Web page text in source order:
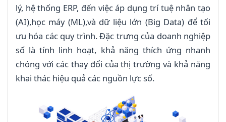
lý, hệ thống ERP, đến việc áp dụng trí tuệ nhân tạo
(AI),học máy (ML),và dữ liệu lớn (Big Data) để tối
ưu hóa các quy trình. Đặc trưng của doanh nghiệp
số là tính linh hoạt, khả năng thích ứng nhanh
chóng với các thay đổi của thị trường và khả năng
khai thác hiệu quả các nguồn lực số.